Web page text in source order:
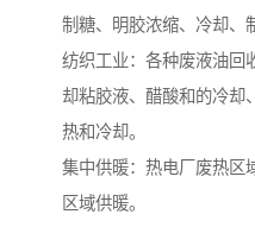
制糖、明胶浓缩、冷却、
纺织工业：各种废液油回
却粘胶液、醋酸和的冷却
热和冷却。
集中供暖：热电厂废热区
区域供暖。